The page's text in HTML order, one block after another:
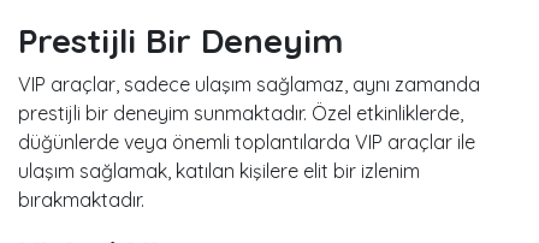
Prestijli Bir Deneyim
VIP araçlar, sadece ulaşım sağlamaz, aynı zamanda
prestijli bir deneyim sunmaktadır. Özel etkinliklerde,
düğünlerde veya önemli toplantılarda VIP araçlar ile
ulaşım sağlamak, katılan kişilere elit bir izlenim
bırakmaktadır.